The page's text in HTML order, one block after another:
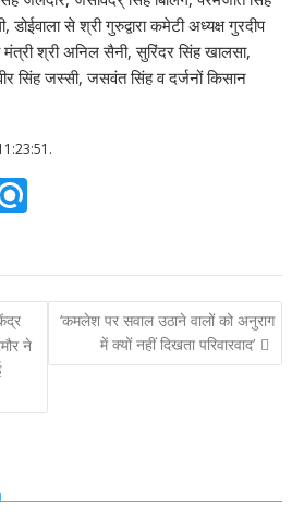
डोईवाला से श्री गुरुद्वारा कमेटी अध्यक्ष गुरदीप
मंत्री श्री अनिल सैनी, सुरिंदर सिंह खालसा,
सिंह जस्सी, जसवंत सिंह व दर्जनों किसान
i
n
d
ने
‘कमलेश पर सवाल उठाने वालों को अनुराग
में क्यों नहीं दिखता परिवारवाद’